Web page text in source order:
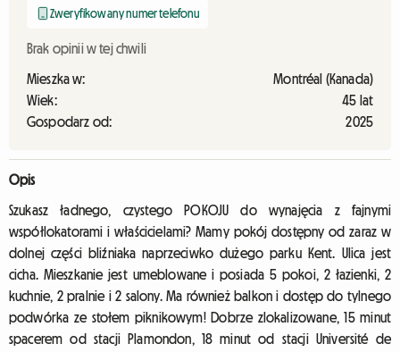
Zweryfikowany numer telefonu
Brak opinii w tej chwili
Mieszka w:
Montréal (Kanada)
Wiek:
45 lat
Gospodarz od:
2025
Opis
Szukasz ładnego, czystego POKOJU do wynajęcia z fajnymi
współlokatorami i właścicielami? Mamy pokój dostępny od zaraz w
dolnej części bliźniaka naprzeciwko dużego parku Kent. Ulica jest
cicha. Mieszkanie jest umeblowane i posiada 5 pokoi, 2 łazienki, 2
kuchnie, 2 pralnie i 2 salony. Ma również balkon i dostęp do tylnego
podwórka ze stołem piknikowym! Dobrze zlokalizowane, 15 minut
spacerem od stacji Plamondon, 18 minut od stacji Université de